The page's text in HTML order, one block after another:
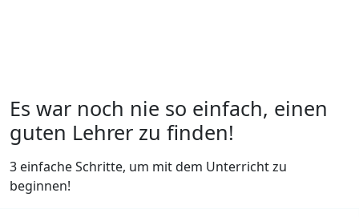
Es war noch nie so einfach, einen
guten Lehrer zu finden!
3 einfache Schritte, um mit dem Unterricht zu
beginnen!